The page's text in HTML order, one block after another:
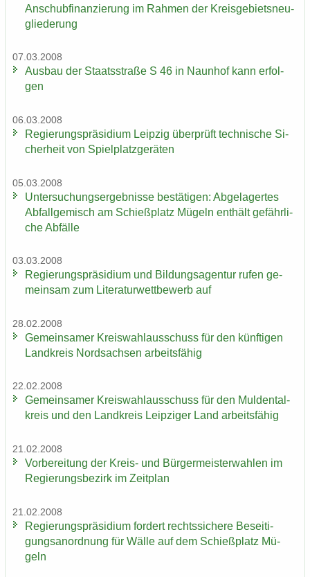
An­schub­fi­nan­zie­rung im Rah­men der Kreis­ge­biets­neu­
glie­de­rung
07.03.2008
Aus­bau der Staats­stra­ße S 46 in Naun­hof kann er­fol­
gen
06.03.2008
Re­gie­rungs­prä­si­di­um Leip­zig über­prüft tech­ni­sche Si­
cher­heit von Spiel­platz­ge­rä­ten
05.03.2008
Un­ter­su­chungs­er­geb­nis­se be­stä­ti­gen: Ab­ge­la­ger­tes
Ab­fall­ge­misch am Schieß­platz Mü­geln ent­hält ge­fähr­li­
che Ab­fäl­le
03.03.2008
Re­gie­rungs­prä­si­di­um und Bil­dungs­agen­tur rufen ge­
mein­sam zum Li­te­ra­tur­wett­be­werb auf
28.02.2008
Ge­mein­sa­mer Kreis­wahl­aus­schuss für den künf­ti­gen
Land­kreis Nord­sach­sen ar­beits­fä­hig
22.02.2008
Ge­mein­sa­mer Kreis­wahl­aus­schuss für den Mul­den­tal­
kreis und den Land­kreis Leip­zi­ger Land ar­beits­fä­hig
21.02.2008
Vor­be­rei­tung der Kreis-​ und Bür­ger­meis­ter­wah­len im
Re­gie­rungs­be­zirk im Zeit­plan
21.02.2008
Re­gie­rungs­prä­si­di­um for­dert rechts­si­che­re Be­sei­ti­
gungs­an­ord­nung für Wälle auf dem Schieß­platz Mü­
geln